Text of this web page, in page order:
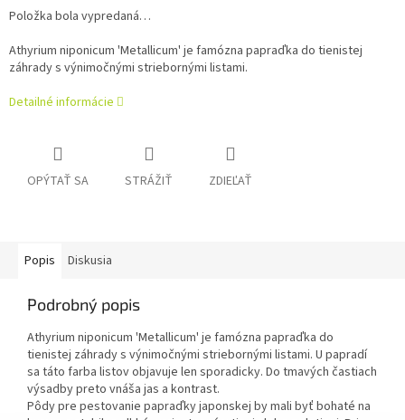
Položka bola vypredaná…
Athyrium niponicum 'Metallicum' je famózna papraďka do tienistej
záhrady s výnimočnými striebornými listami.
Detailné informácie
OPÝTAŤ SA STRÁŽIŤ ZDIEĽAŤ
Popis Diskusia
Podrobný popis
Athyrium niponicum 'Metallicum' je famózna papraďka do
tienistej záhrady s výnimočnými striebornými listami. U papradí
sa táto farba listov objavuje len sporadicky. Do tmavých častiach
výsadby preto vnáša jas a kontrast.
Pôdy pre pestovanie papraďky japonskej by mali byť bohaté na